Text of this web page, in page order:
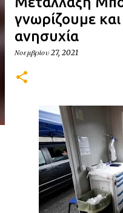
γνωρίζουμε και
ανησυχία
Νοεμβρίου 27, 2021